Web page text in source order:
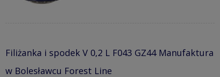
Filiżanka i spodek V 0,2 L F043 GZ44 Manufaktura
w Bolesławcu Forest Line